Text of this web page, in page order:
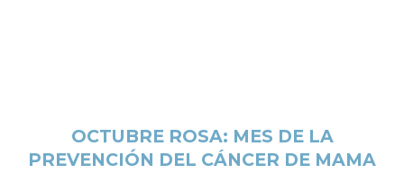
OCTUBRE ROSA: MES DE LA
PREVENCIÓN DEL CÁNCER DE MAMA